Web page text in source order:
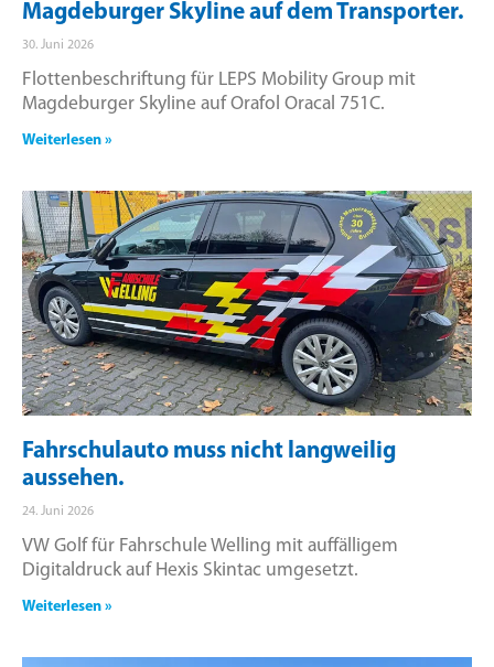
Magdeburger Skyline auf dem Transporter.
30. Juni 2026
Flottenbeschriftung für LEPS Mobility Group mit
Magdeburger Skyline auf Orafol Oracal 751C.
Weiterlesen »
Fahrschulauto muss nicht langweilig
aussehen.
24. Juni 2026
VW Golf für Fahrschule Welling mit auffälligem
Digitaldruck auf Hexis Skintac umgesetzt.
Weiterlesen »